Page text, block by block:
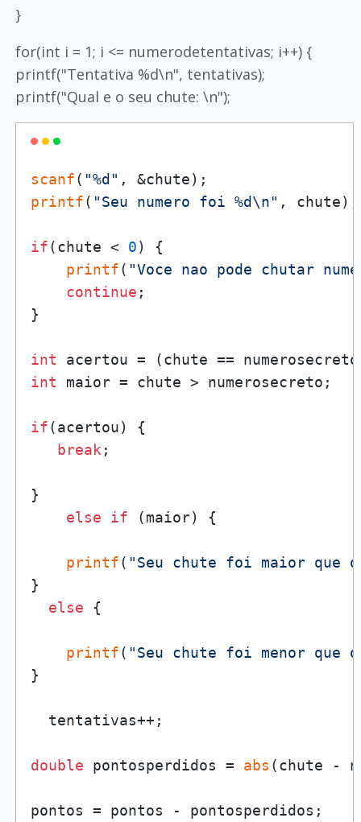
}
for(int i = 1; i <= numerodetentativas; i++) {
printf("Tentativa %d\n", tentativas);
printf("Qual e o seu chute: \n");
scanf( "%d"
printf( "Seu numero foi %d\n" , chute);
if(chute < 0) {
printf( "Voce nao pode chutar
continue ;
}
int
int maior = chute > numerosecreto;
if(acertou) {
break ;
}
else
if (maior) {
printf( "Seu chute foi maior que
}
else {
printf( "Seu chute foi menor que
}
  tentativas++;
double pontosperdidos = abs (chute -